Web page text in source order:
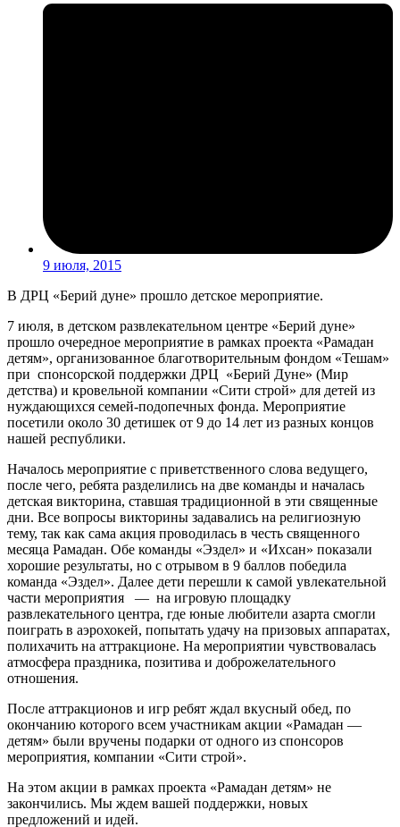
9 июля, 2015
В ДРЦ «Берий дуне» прошло детское мероприятие.
7 июля, в детском развлекательном центре «Берий дуне»
прошло очередное мероприятие в рамках проекта «Рамадан
детям», организованное благотворительным фондом «Тешам»
при спонсорской поддержки ДРЦ «Берий Дуне» (Мир
детства) и кровельной компании «Сити строй» для детей из
нуждающихся семей-подопечных фонда. Мероприятие
посетили около 30 детишек от 9 до 14 лет из разных концов
нашей республики.
Началось мероприятие с приветственного слова ведущего,
после чего, ребята разделились на две команды и началась
детская викторина, ставшая традиционной в эти священные
дни. Все вопросы викторины задавались на религиозную
тему, так как сама акция проводилась в честь священного
месяца Рамадан. Обе команды «Эздел» и «Ихсан» показали
хорошие результаты, но с отрывом в 9 баллов победила
команда «Эздел». Далее дети перешли к самой увлекательной
части мероприятия — на игровую площадку
развлекательного центра, где юные любители азарта смогли
поиграть в аэрохокей, попытать удачу на призовых аппаратах,
полихачить на аттракционе. На мероприятии чувствовалась
атмосфера праздника, позитива и доброжелательного
отношения.
После аттракционов и игр ребят ждал вкусный обед, по
окончанию которого всем участникам акции «Рамадан —
детям» были вручены подарки от одного из спонсоров
мероприятия, компании «Сити строй».
На этом акции в рамках проекта «Рамадан детям» не
закончились. Мы ждем вашей поддержки, новых
предложений и идей.